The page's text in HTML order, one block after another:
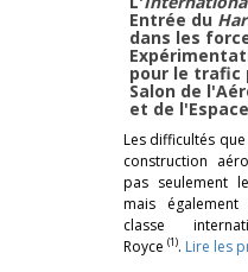
Entrée du
dans les
pour le trafic
Salon de
et de l'Espace
Les difficultés
construction
pas seulement
mais
classe
Royce (1). Lire les